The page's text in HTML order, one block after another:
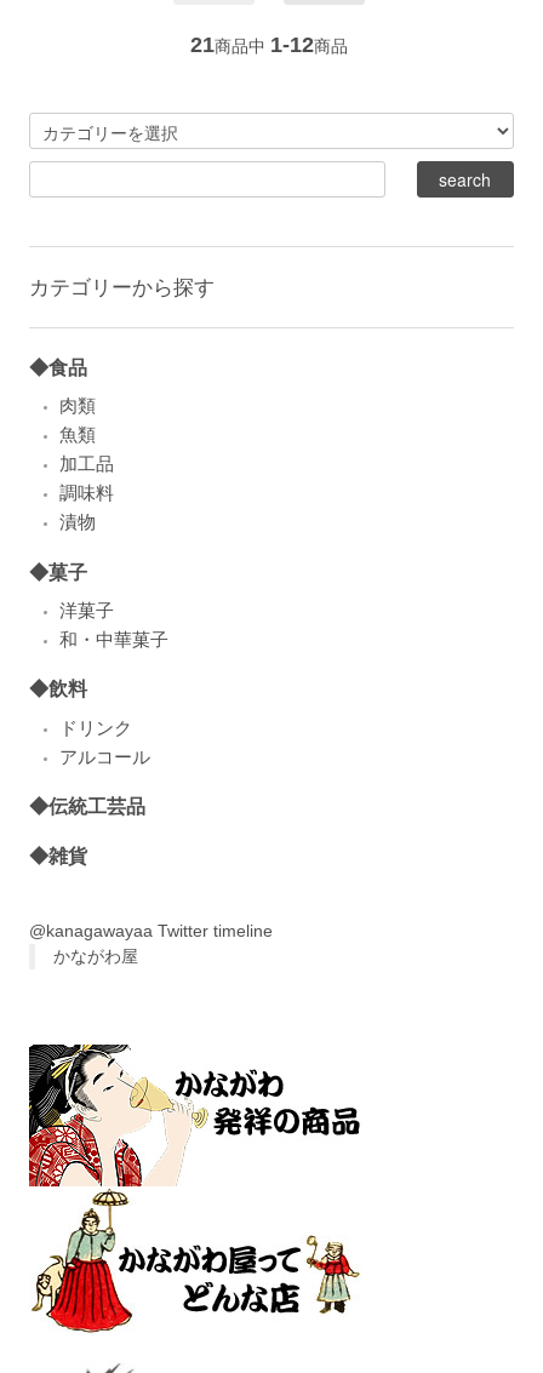
21商品中 1-12商品
カテゴリーから探す
◆食品
肉類
魚類
加工品
調味料
漬物
◆菓子
洋菓子
和・中華菓子
◆飲料
ドリンク
アルコール
◆伝統工芸品
◆雑貨
@kanagawayaa Twitter timeline
かながわ屋